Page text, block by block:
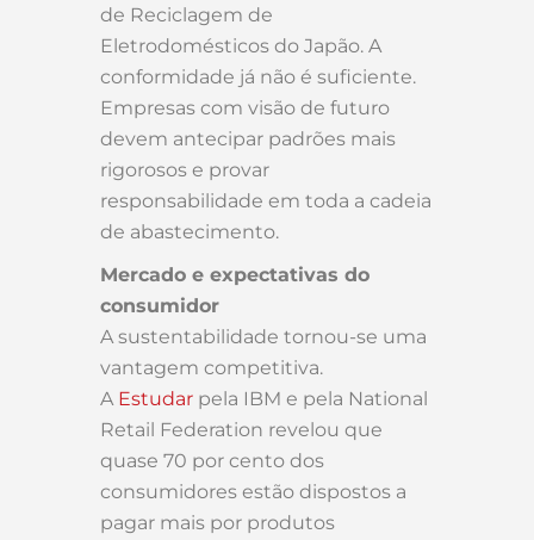
de Reciclagem de
Eletrodomésticos do Japão. A
conformidade já não é suficiente.
Empresas com visão de futuro
devem antecipar padrões mais
rigorosos e provar
responsabilidade em toda a cadeia
de abastecimento.
Mercado e expectativas do
consumidor
A sustentabilidade tornou-se uma
vantagem competitiva.
A Estudar pela IBM e pela National
Retail Federation revelou que
quase 70 por cento dos
consumidores estão dispostos a
pagar mais por produtos